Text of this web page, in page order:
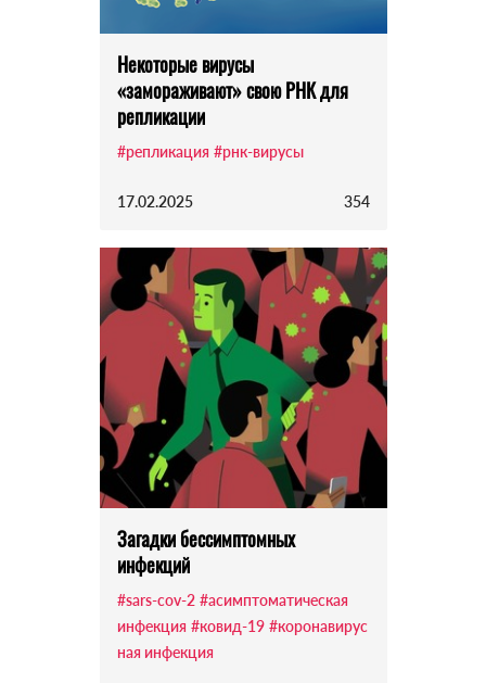
Некоторые вирусы
«замораживают» свою РНК для
репликации
#репликация #рнк-вирусы
17.02.2025 354
Загадки бессимптомных
инфекций
#sars-cov-2 #асимптоматическая
инфекция #ковид-19 #коронавирус
ная инфекция